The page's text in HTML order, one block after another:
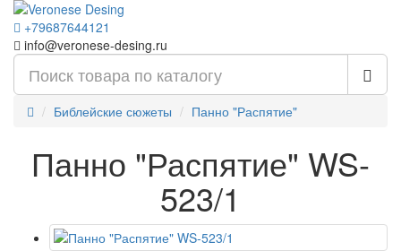
+79687644121
info@veronese-desing.ru
Библейские сюжеты Панно "Распятие"
Панно "Распятие" WS-
523/1